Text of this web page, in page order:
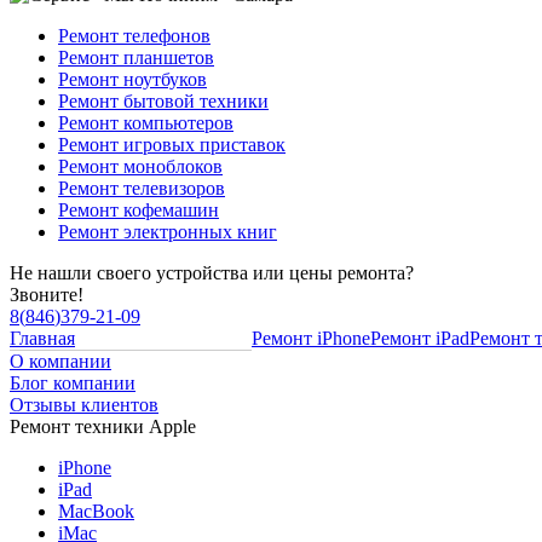
Ремонт телефонов
Ремонт планшетов
Ремонт ноутбуков
Ремонт бытовой техники
Ремонт компьютеров
Ремонт игровых приставок
Ремонт моноблоков
Ремонт телевизоров
Ремонт кофемашин
Ремонт электронных книг
Не нашли своего устройства или цены ремонта?
Звоните!
8(846)379-21-09
Главная
О компании
Блог компании
Отзывы клиентов
Ремонт iPhoneРемонт iPadРемонт
Ремонт техники Apple
iPhone
iPad
MacBook
iMac